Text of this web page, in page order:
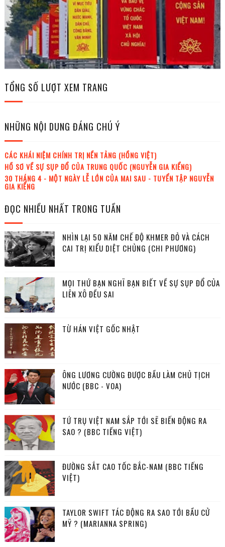
TỔNG SỐ LƯỢT XEM TRANG
NHỮNG NỘI DUNG ĐÁNG CHÚ Ý
CÁC KHÁI NIỆM CHÍNH TRỊ NỀN TẢNG (HỒNG VIỆT)
HỒ SƠ VỀ SỰ SỤP ĐỔ CỦA TRUNG QUỐC (NGUYỄN GIA KIỂNG)
30 THÁNG 4 - MỘT NGÀY LỄ LỚN CỦA MAI SAU - TUYỂN TẬP NGUYỄN
GIA KIỂNG
ĐỌC NHIỀU NHẤT TRONG TUẦN
NHÌN LẠI 50 NĂM CHẾ ĐỘ KHMER ĐỎ VÀ CÁCH
CAI TRỊ KIỂU DIỆT CHỦNG (CHI PHƯƠNG)
MỌI THỨ BẠN NGHĨ BẠN BIẾT VỀ SỰ SỤP ĐỔ CỦA
LIÊN XÔ ĐỀU SAI
TỪ HÁN VIỆT GỐC NHẬT
ÔNG LƯƠNG CƯỜNG ĐƯỢC BẦU LÀM CHỦ TỊCH
NƯỚC (BBC - VOA)
TỨ TRỤ VIỆT NAM SẮP TỚI SẼ BIẾN ĐỘNG RA
SAO ? (BBC TIẾNG VIỆT)
ĐƯỜNG SẮT CAO TỐC BẮC-NAM (BBC TIẾNG
VIỆT)
TAYLOR SWIFT TÁC ĐỘNG RA SAO TỚI BẦU CỬ
MỸ ? (MARIANNA SPRING)